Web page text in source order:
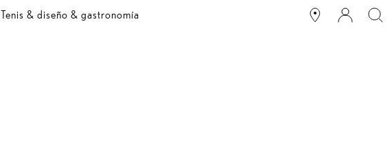
Tenis & diseño & gastronomía